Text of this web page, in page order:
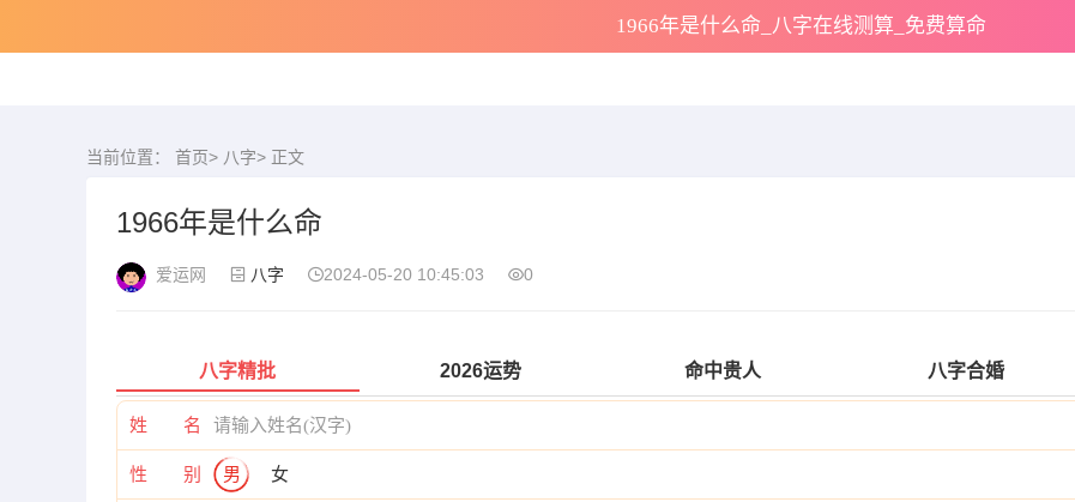
1966年是什么命_八字在线测算_免费算命
当前位置： 首页> 八字> 正文
1966年是什么命
爱运网 八字 2024-05-20 10:45:03 0
八字精批 2026运势 命中贵人 八字合婚
姓 名
性 别 男 女